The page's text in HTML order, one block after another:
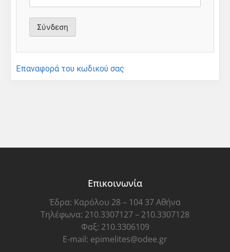
Επαναφορά του κωδικού σας
Επικοινωνία
Έδρα: Καρόλου 28 – 104 37 Αθήνα
Τηλέφωνα: 210.3307127 – 210.3307128
Φαξ: 210.3306109
E-mail: epimelites@odee.gr